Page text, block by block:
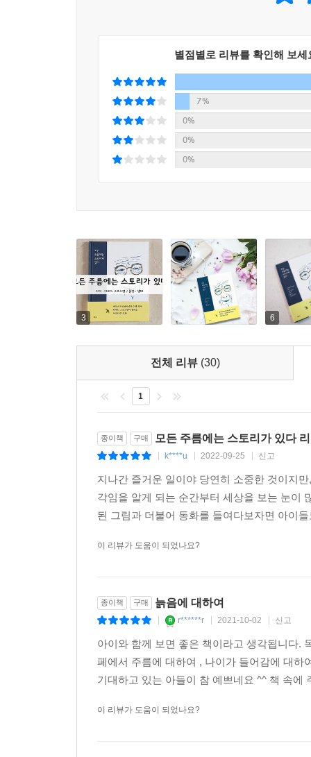
별점별로 리뷰를 확인해 보세
7%
0%
0%
0%
3 6
전체 리뷰 (30)
1
종이책 구매 모든 주름에는 스토리가 있다
k****u 2022-09-25 신고
지나간 즐거운 일이야 당연히 소중한 것이지
각임을 알게 되는 순간부터 세상을 보는 눈이
된 그림과 더불어 동화를 들여다보자면 아이
이 리뷰가 도움이 되었나요?
종이책 구매 늙음에 대하여
r******r 2021-10-02 신고
아이와 함께 보면 좋은 책이라고 생각됩니다.
페에서 주름에 대하여 , 나이가 들어감에 대하
기대하고 있는 아들이 참 예쁘네요 ^^ 책 속
이 리뷰가 도움이 되었나요?